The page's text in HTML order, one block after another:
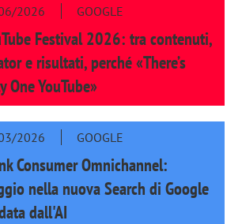
2026 GOOGLE
Festival 2026: tra contenuti,
e risultati, perché «There’s
One YouTube»
2026 GOOGLE
Consumer Omnichannel:
nella nuova Search di Google
dall'AI